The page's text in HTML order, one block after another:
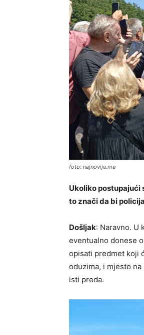
foto: najnovije.me
Ukoliko postupajući
to znači da bi
Došljak: Naravno. U
eventualno donese
opisati predmet koji
oduzima, i mjesto
isti preda.